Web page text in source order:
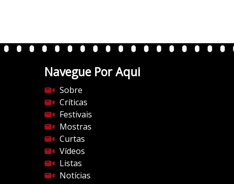
w
p
c
o
m
/
v
e
r
t
e
Navegue Por Aqui
Sobre
Críticas
Festivais
Mostras
Curtas
Vídeos
Listas
Notícias